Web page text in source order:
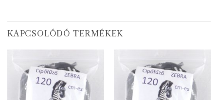
KAPCSOLÓDÓ TERMÉKEK